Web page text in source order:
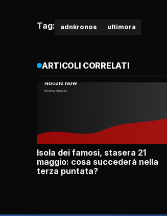
Tag: adnkronos ultimora
ARTICOLI CORRELATI
Isola dei famosi, stasera 21
maggio: cosa succederà nella
terza puntata?